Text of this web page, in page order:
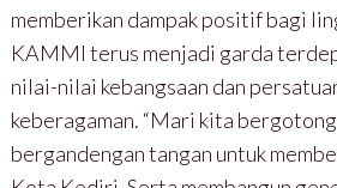
memberikan dampak positif bagi
KAMMI terus menjadi garda
nilai-nilai kebangsaan dan
keberagaman. “Mari kita
bergandengan tangan untuk